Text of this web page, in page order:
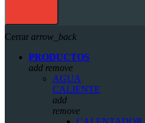
Cerrar arrow_back
PRODUCTOS
add remove
AGUA
CALIENTE
add
remove